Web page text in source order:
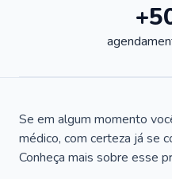
Se em algum momento
médico, com certeza já se
Conheça mais sobre esse